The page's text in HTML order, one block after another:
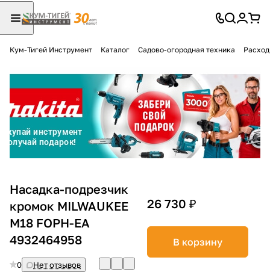
Кум-Тигей Инструмент Каталог Садово-огородная техника
Насадка-подрезчик
кромок MILWAUKEE
M18 FOPH-EA
4932464958
0
Нет отзывов
26 730 ₽
В корзину
Разбейте
оплатуна части
без переплат
График платежей
Сегодня
25%